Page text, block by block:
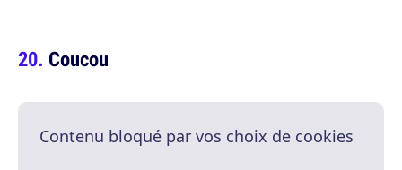
Coucou
Contenu bloqué par vos choix de cookies